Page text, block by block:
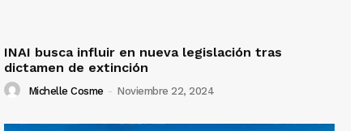
INAI busca influir en nueva legislación tras
dictamen de extinción
Michelle Cosme - Noviembre 22, 2024